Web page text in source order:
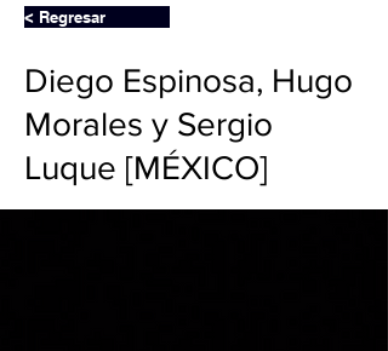
< Regresar
Diego Espinosa, Hugo
Morales y Sergio
Luque [MÉXICO]